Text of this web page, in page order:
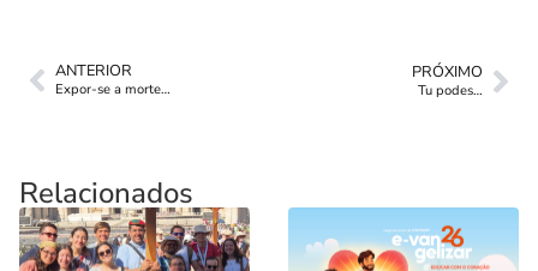
ANTERIOR
Expor-se a morte…
PRÓXIMO
Tu podes…
Relacionados